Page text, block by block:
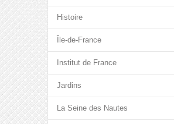
Histoire
Île-de-France
Institut de France
Jardins
La Seine des Nautes